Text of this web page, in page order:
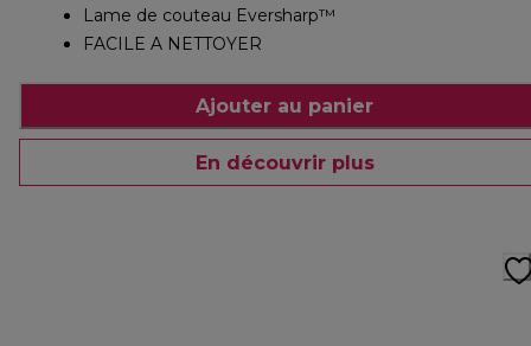
Lame de couteau Eversharp™
FACILE A NETTOYER
Ajouter au panier
En découvrir plus